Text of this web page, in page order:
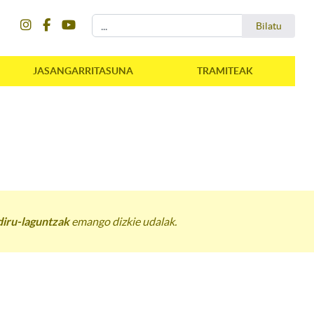
Bilatu
JASANGARRITASUNA TRAMITEAK
laguntzakemango dizkie udalak.